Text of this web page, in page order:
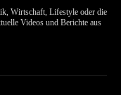
Wirtschaft, Lifestyle oder die
Videos und Berichte aus